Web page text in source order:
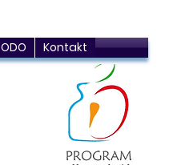
ODO Kontakt